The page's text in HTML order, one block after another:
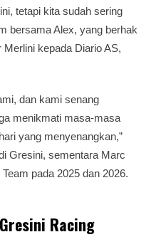
tetapi kita sudah sering
bersama Alex, yang berhak
kepada Diario AS,
dan kami senang
menikmati masa-masa
yang menyenangkan,”
Gresini, sementara Marc
pada 2025 dan 2026.
Racing